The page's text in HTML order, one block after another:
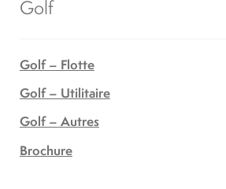
Golf
Golf – Flotte
Golf – Utilitaire
Golf – Autres
Brochure